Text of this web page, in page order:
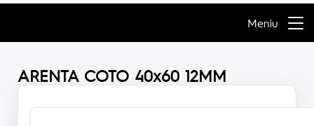
Meniu
ARENTA COTO 40x60 12MM